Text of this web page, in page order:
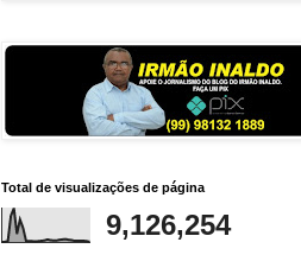
Total de visualizações de página
9,126,254